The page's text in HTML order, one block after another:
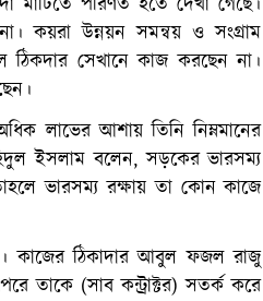
মাটিতে পরিণত হতে দেখা গেছে।
কয়রা উন্নয়ন সমন্বয় ও সংগ্রাম
ঠিকদার সেখানে কাজ করছেন না।
লাভের আশায় তিনি নিম্নমানের
ইসলাম বলেন, সড়কের ভারসম্য
ভারসম্য রক্ষায় তা কোন কাজে
কাজের ঠিকাদার আবুল ফজল রাজু
তাকে (সাব কন্ট্রাক্টর) সতর্ক করে